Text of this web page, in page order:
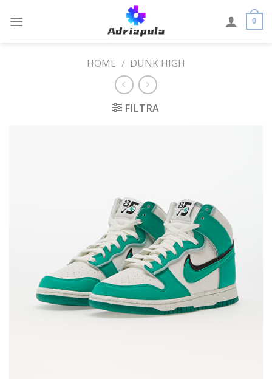
0
HOME / DUNK HIGH
FILTRA